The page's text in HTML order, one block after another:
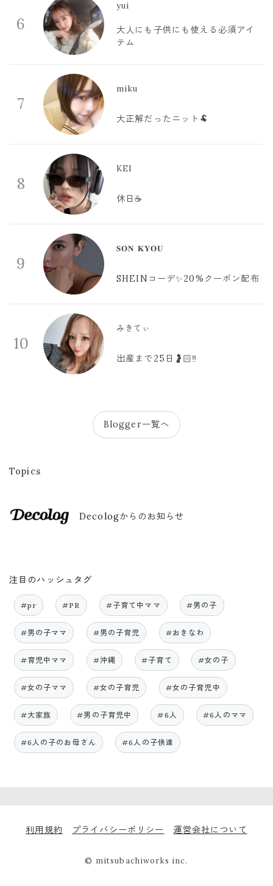
6
yui
大人にも子供にも使える必須アイ
テム
7
miku
大正解だったニット🐏
8
KEI
休日☕️
9
𝐒𝐎𝐍 𝐊𝐘𝐎𝐔
SHEINコーデ✨20%クーポン配布
10
みきてぃ
出産まで25日🤰🏻‼️
Blogger一覧へ
Topics
Decologからのお知らせ
注目のハッシュタグ
#pr #PR #子育て中ママ #男の子
#男の子ママ #男の子育児 #おきなわ
#育児中ママ #沖縄 #子育て #女の子
#女の子ママ #女の子育児 #女の子育児中
#大家族 #男の子育児中 #6人 #6人のママ
#6人の子のお母さん #6人の子供達
利用規約 プライバシーポリシー 運営会社について
© mitsubachiworks inc.